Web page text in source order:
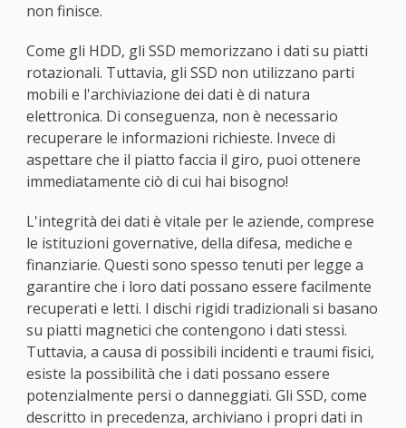
non finisce.
Come gli HDD, gli SSD memorizzano i dati su piatti
rotazionali. Tuttavia, gli SSD non utilizzano parti
mobili e l'archiviazione dei dati è di natura
elettronica. Di conseguenza, non è necessario
recuperare le informazioni richieste. Invece di
aspettare che il piatto faccia il giro, puoi ottenere
immediatamente ciò di cui hai bisogno!
L'integrità dei dati è vitale per le aziende, comprese
le istituzioni governative, della difesa, mediche e
finanziarie. Questi sono spesso tenuti per legge a
garantire che i loro dati possano essere facilmente
recuperati e letti. I dischi rigidi tradizionali si basano
su piatti magnetici che contengono i dati stessi.
Tuttavia, a causa di possibili incidenti e traumi fisici,
esiste la possibilità che i dati possano essere
potenzialmente persi o danneggiati. Gli SSD, come
descritto in precedenza, archiviano i propri dati in